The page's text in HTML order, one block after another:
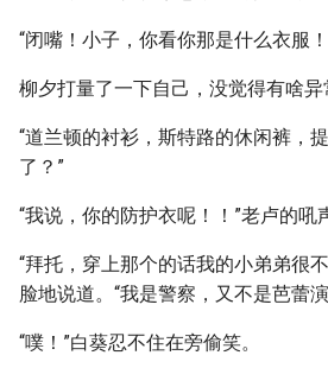
“闭嘴！小子，你看你那是什么衣服！
柳夕打量了一下自己，没觉得有啥异
“道兰顿的衬衫，斯特路的休闲裤，
了？”
“我说，你的防护衣呢！！”老卢的吼
“拜托，穿上那个的话我的小弟弟很
脸地说道。“我是警察，又不是芭蕾
“噗！”白葵忍不住在旁偷笑。